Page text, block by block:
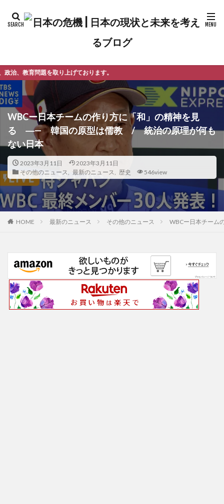
ております。
WBCー日本チームの作り方に「和」の精神を見
る ―— 韓国の原型は儒教 / 統治の原理が何も
ない日本
2023年3月11日
2023年3月11日
その他のニュース
最新のニュース 歴史 546view
HOME 最新のニュース その他のニュース WBCー日本チー